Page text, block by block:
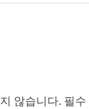
않습니다. 필수